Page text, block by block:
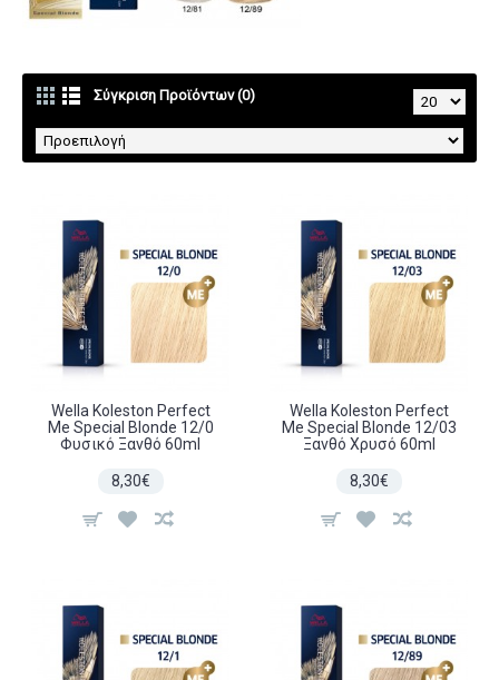
Σύγκριση Προϊόντων (0)
Wella Koleston Perfect
Me Special Blonde 12/0
Φυσικό Ξανθό 60ml
8,30€
Wella Koleston Perfect
Me Special Blonde 12/03
Ξανθό Χρυσό 60ml
8,30€